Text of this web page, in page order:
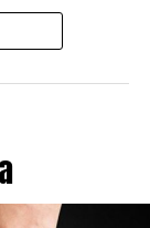
pravoslavne
tokom
položaju
je rekao,
vodi